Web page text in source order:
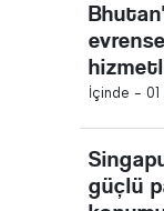
İçinde -
güçlü